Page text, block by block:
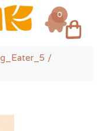
/
Log in
0